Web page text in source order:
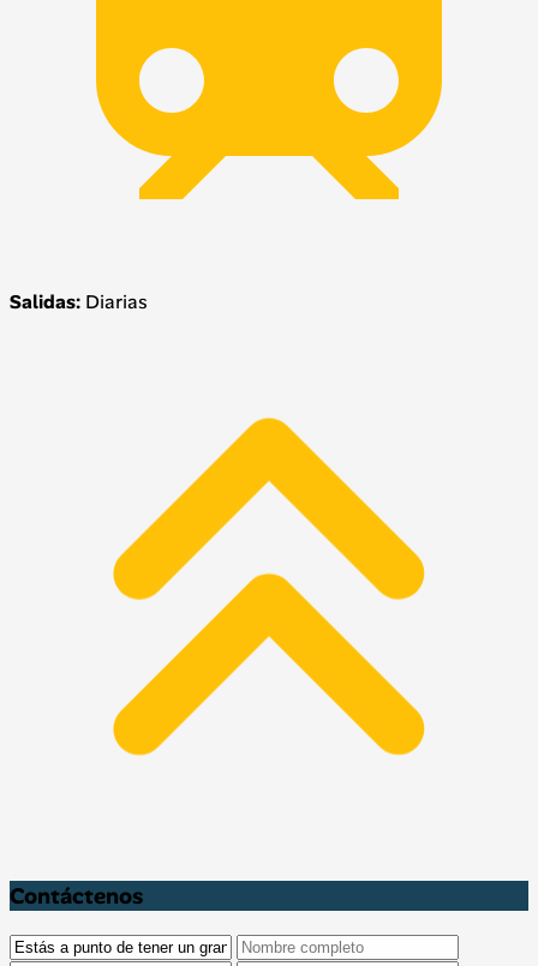
Salidas: Diarias
Contáctenos